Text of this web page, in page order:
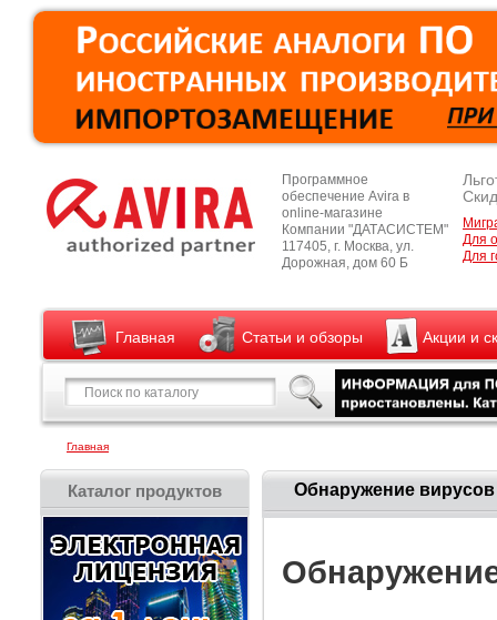
Программное
обеспечение Avira в
online-магазине
Компании "ДАТАСИСТЕМ"
117405, г. Москва, ул.
Дорожная, дом 60 Б
Для
Для
Главная Статьи и обзоры Акции и
Главная
Каталог продуктов Обнаружение вирусов